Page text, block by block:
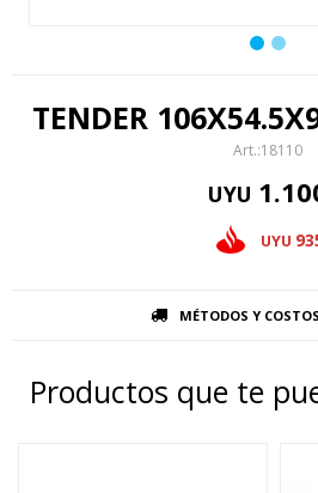
TENDER
18110
UYU
UYU
MÉTODOS Y
Productos que te